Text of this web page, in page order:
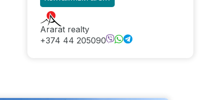
Ararat realty
+374 44 205090